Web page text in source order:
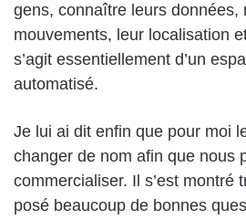
gens, connaître leurs données,
mouvements, leur localisation
s’agit essentiellement d’un
automatisé.
Je lui ai dit enfin que pour moi
changer de nom afin que nous
commercialiser. Il s’est montré
posé beaucoup de bonnes